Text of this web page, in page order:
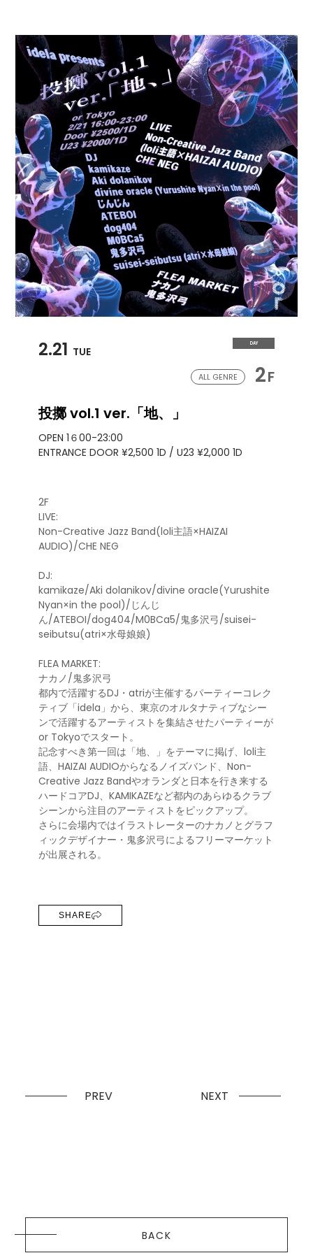
2.21 TUE
DAY
ALL GENRE 2F
投擲 vol.1 ver.「地、」
OPEN 1６00-23:00
ENTRANCE DOOR ¥2,500 1D / U23 ¥2,000 1D
2F
LIVE:
Non-Creative Jazz Band(loli主語×HAIZAI
AUDIO)/CHE NEG
DJ:
kamikaze/Aki dolanikov/divine oracle(Yurushite
Nyan×in the pool)/じんじ
ん/ATEBOI/dog404/M0BCa5/鬼多沢弓/suisei-
seibutsu(atri×水母娘娘)
FLEA MARKET:
ナカノ/鬼多沢弓
都内で活躍するDJ・atriが主催するパーティーコレク
ティブ「idela」から、東京のオルタナティブなシー
ンで活躍するアーティストを集結させたパーティーが
or Tokyoでスタート。
記念すべき第一回は「地、」をテーマに掲げ、loli主
語、HAIZAI AUDIOからなるノイズバンド、Non-
Creative Jazz Bandやオランダと日本を行き来する
ハードコアDJ、KAMIKAZEなど都内のあらゆるクラブ
シーンから注目のアーティストをピックアップ。
さらに会場内ではイラストレーターのナカノとグラフ
ィックデザイナー・鬼多沢弓によるフリーマーケット
が出展される。
SHARE
PREV NEXT
BACK